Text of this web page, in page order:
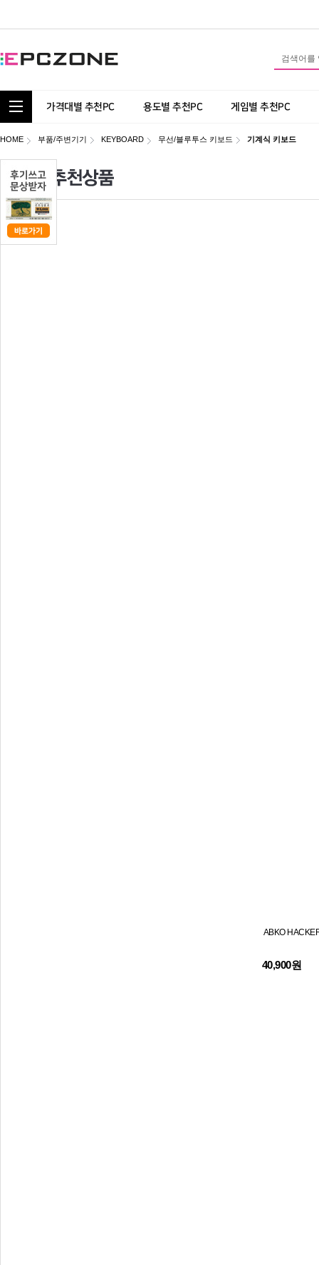
통합 카테고리 보기
가격대별 추천PC 용도별 추천PC 게임별 추천PC
HOME 부품/주변기기 KEYBOARD 무선/블루투스 키보드 기계식 키보드
ABKO
40,900원